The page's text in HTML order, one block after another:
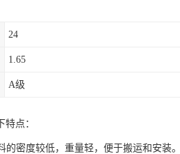
24
1.65
A级
特点：
的密度较低，重量轻，便于搬运和安装。